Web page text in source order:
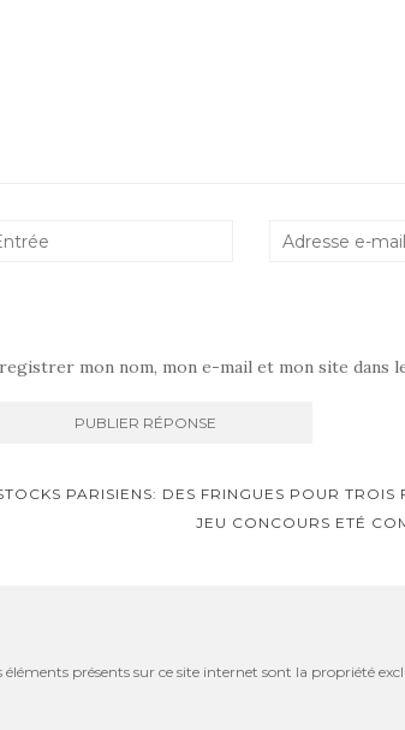
mon nom, mon e-mail et mon site dans
PARISIENS: DES FRINGUES POUR TROIS
JEU CONCOURS ETÉ
éléments présents sur ce site internet sont la propriété